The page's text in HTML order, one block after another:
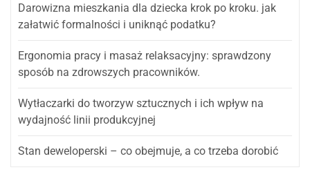
Darowizna mieszkania dla dziecka krok po kroku. jak
załatwić formalności i uniknąć podatku?
Ergonomia pracy i masaż relaksacyjny: sprawdzony
sposób na zdrowszych pracowników.
Wytłaczarki do tworzyw sztucznych i ich wpływ na
wydajność linii produkcyjnej
Stan deweloperski – co obejmuje, a co trzeba dorobić